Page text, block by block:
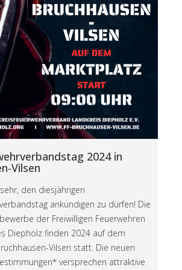
2024 in
Vilsen
den diesjährigen
ankündigen zu dürfen! Die
der Freiwilligen Feuerwehren
Diepholz finden 2024 auf dem
Vilsen statt. Die neuen
versprechen attraktive